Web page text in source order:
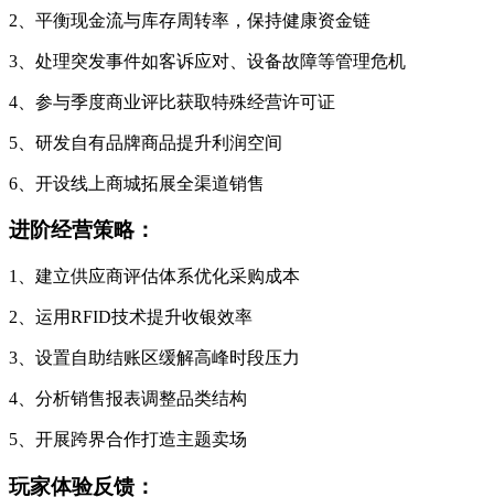
2、平衡现金流与库存周转率，保持健康资金链
3、处理突发事件如客诉应对、设备故障等管理危机
4、参与季度商业评比获取特殊经营许可证
5、研发自有品牌商品提升利润空间
6、开设线上商城拓展全渠道销售
进阶经营策略：
1、建立供应商评估体系优化采购成本
2、运用RFID技术提升收银效率
3、设置自助结账区缓解高峰时段压力
4、分析销售报表调整品类结构
5、开展跨界合作打造主题卖场
玩家体验反馈：